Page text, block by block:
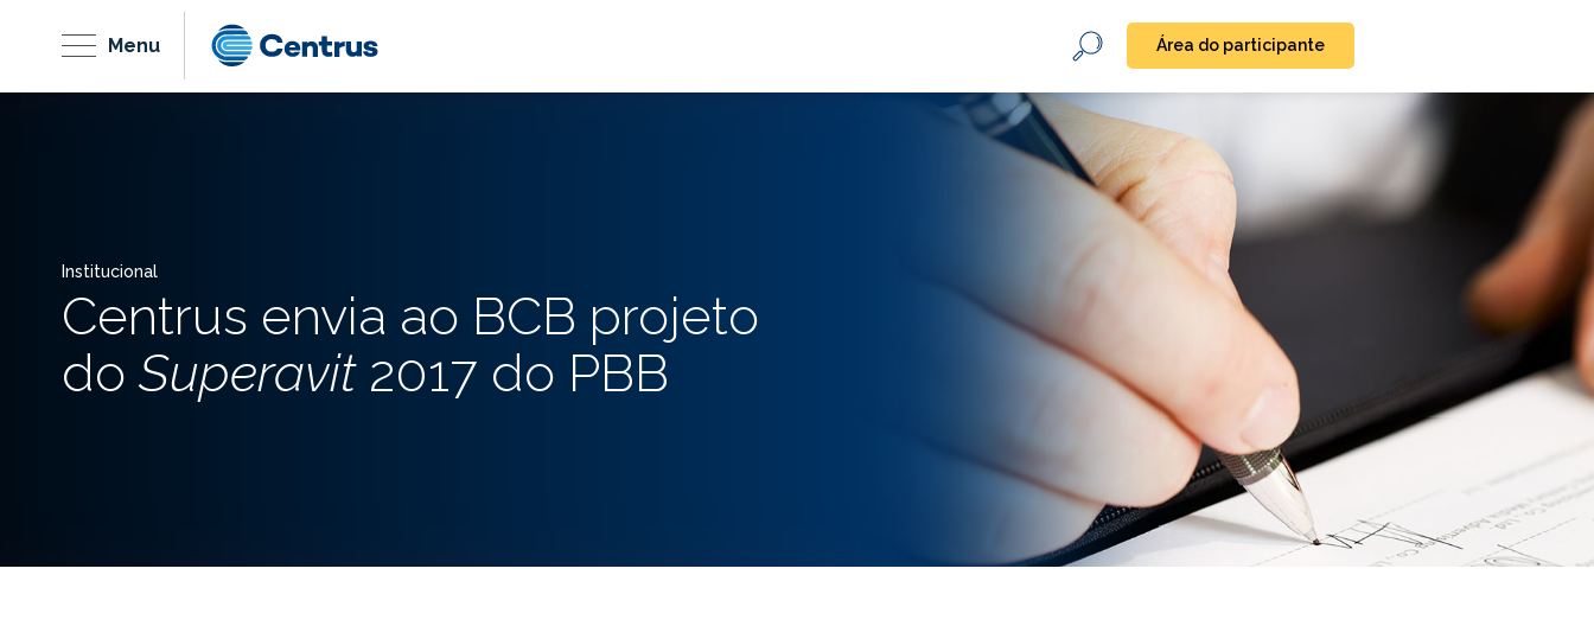
Menu Área do participante
Institucional
Centrus envia ao BCB projeto
do Superavit2017 do PBB